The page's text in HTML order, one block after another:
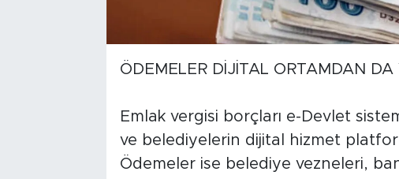
ÖDEMELER DİJİTAL ORTAMDAN DA
Emlak vergisi borçları e-Devlet
ve belediyelerin dijital hizmet
Ödemeler ise belediye vezneleri,